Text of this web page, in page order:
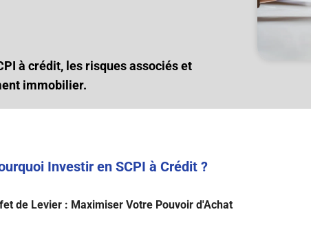
à crédit, les risques associés et
immobilier.
Investir en SCPI à Crédit ?
de Levier : Maximiser Votre Pouvoir d'Achat